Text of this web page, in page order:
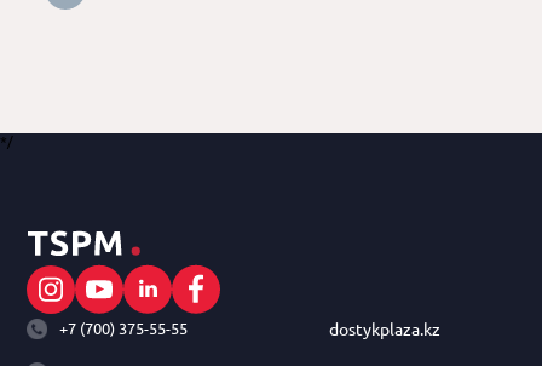
*/
+7 (700) 375-55-55 dostykplaza.kz